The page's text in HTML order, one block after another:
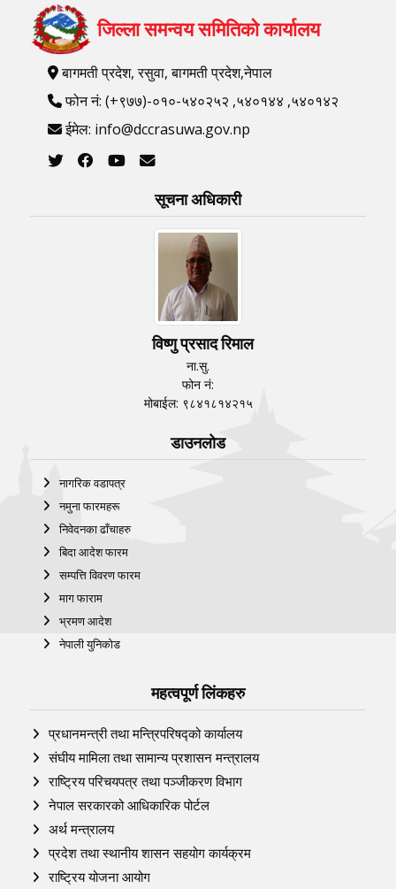
जिल्ला समन्वय समितिको कार्यालय
बागमती प्रदेश, रसुवा, बागमती प्रदेश,नेपाल
फोन नं: (+९७७)-०१०-५४०२५२ ,५४०१४४ ,५४०१४२
ईमेल: info@dccrasuwa.gov.np
सूचना अधिकारी
विष्णु प्रसाद रिमाल
ना.सु.
फोन नं:
मोबाईल: ९८४१८१४२१५
डाउनलोड
नागरिक वडापत्र
नमुना फारमहरू
निवेदनका ढाँचाहरु
बिदा आदेश फारम
सम्पत्ति विवरण फारम
माग फाराम
भ्रमण आदेश
नेपाली युनिकोड
महत्वपूर्ण लिंकहरु
प्रधानमन्त्री तथा मन्त्रिपरिषद्को कार्यालय
संघीय मामिला तथा सामान्य प्रशासन मन्त्रालय
राष्ट्रिय परिचयपत्र तथा पञ्‍जीकरण विभाग
नेपाल सरकारको आधिकारिक पोर्टल
अर्थ मन्त्रालय
प्रदेश तथा स्थानीय शासन सहयोग कार्यक्रम
राष्ट्रिय योजना आयोग